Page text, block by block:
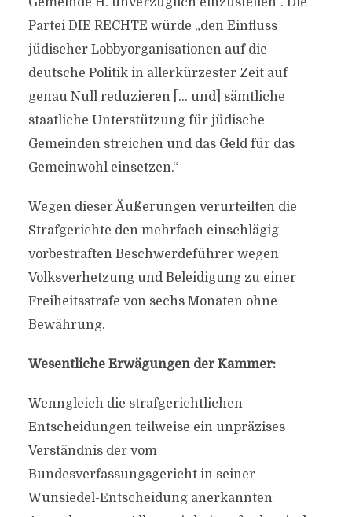
Partei DIE RECHTE würde „den Einfluss
jüdischer Lobbyorganisationen auf die
deutsche Politik in allerkürzester Zeit auf
genau Null reduzieren [… und] sämtliche
staatliche Unterstützung für jüdische
Gemeinden streichen und das Geld für das
Gemeinwohl einsetzen.“
Wegen dieser Äußerungen verurteilten die
Strafgerichte den mehrfach einschlägig
vorbestraften Beschwerdeführer wegen
Volksverhetzung und Beleidigung zu einer
Freiheitsstrafe von sechs Monaten ohne
Bewährung.
Wesentliche Erwägungen der Kammer:
Wenngleich die strafgerichtlichen
Entscheidungen teilweise ein unpräzises
Verständnis der vom
Bundesverfassungsgericht in seiner
Wunsiedel-Entscheidung anerkannten